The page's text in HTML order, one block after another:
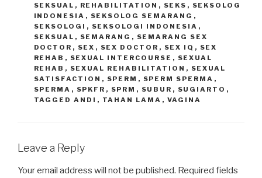
SEKSUAL , REHABILITATION , SEKS , SEKSOLOG
INDONESIA , SEKSOLOG SEMARANG ,
SEKSOLOGI , SEKSOLOGI INDONESIA ,
SEKSUAL , SEMARANG , SEMARANG SEX
DOCTOR , SEX , SEX DOCTOR , SEX IQ , SEX
REHAB , SEXUAL INTERCOURSE , SEXUAL
REHAB , SEXUAL REHABILITATION , SEXUAL
SATISFACTION , SPERM , SPERM SPERMA ,
SPERMA , SPKFR , SPRM , SUBUR , SUGIARTO ,
TAGGED ANDI , TAHAN LAMA , VAGINA
Leave a Reply
Your email address will not be published. Required fields